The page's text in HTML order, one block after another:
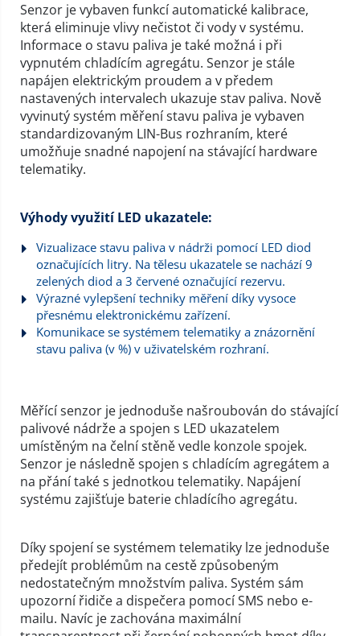
Senzor je vybaven funkcí automatické kalibrace,
která eliminuje vlivy nečistot či vody v systému.
Informace o stavu paliva je také možná i při
vypnutém chladícím agregátu. Senzor je stále
napájen elektrickým proudem a v předem
nastavených intervalech ukazuje stav paliva. Nově
vyvinutý systém měření stavu paliva je vybaven
standardizovaným LIN-Bus rozhraním, které
umožňuje snadné napojení na stávající hardware
telematiky.
Výhody využití LED ukazatele:
Vizualizace stavu paliva v nádrži pomocí LED diod
označujících litry. Na tělesu ukazatele se nachází 9
zelených diod a 3 červené označující rezervu.
Výrazné vylepšení techniky měření díky vysoce
přesnému elektronickému zařízení.
Komunikace se systémem telematiky a znázornění
stavu paliva (v %) v uživatelském rozhraní.
Měřící senzor je jednoduše našroubován do stávající
palivové nádrže a spojen s LED ukazatelem
umístěným na čelní stěně vedle konzole spojek.
Senzor je následně spojen s chladícím agregátem a
na přání také s jednotkou telematiky. Napájení
systému zajišťuje baterie chladícího agregátu.
Díky spojení se systémem telematiky lze jednoduše
předejít problémům na cestě způsobeným
nedostatečným množstvím paliva. Systém sám
upozorní řidiče a dispečera pomocí SMS nebo e-
mailu. Navíc je zachována maximální